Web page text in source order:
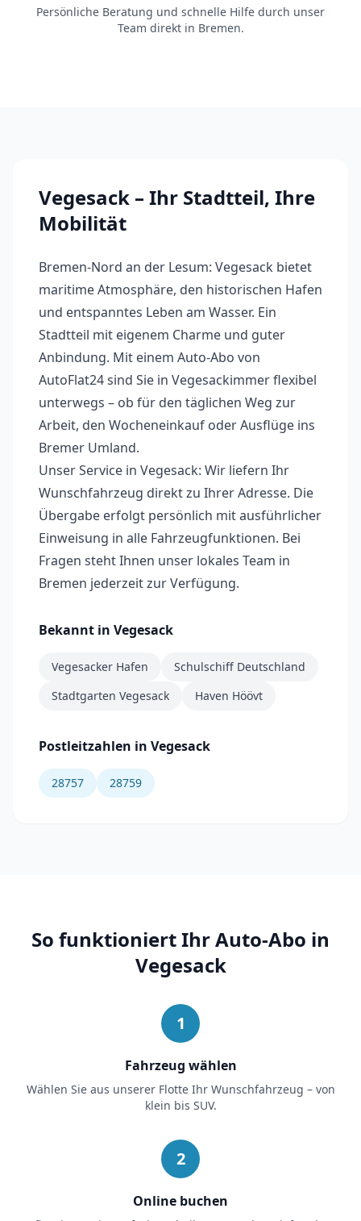
Persönliche Beratung und schnelle Hilfe durch unser
Team direkt in Bremen.
Vegesack – Ihr Stadtteil, Ihre
Mobilität
Bremen-Nord an der Lesum: Vegesack bietet
maritime Atmosphäre, den historischen Hafen
und entspanntes Leben am Wasser. Ein
Stadtteil mit eigenem Charme und guter
Anbindung. Mit einem Auto-Abo von
AutoFlat24 sind Sie in Vegesackimmer flexibel
unterwegs – ob für den täglichen Weg zur
Arbeit, den Wocheneinkauf oder Ausflüge ins
Bremer Umland.
Unser Service in Vegesack: Wir liefern Ihr
Wunschfahrzeug direkt zu Ihrer Adresse. Die
Übergabe erfolgt persönlich mit ausführlicher
Einweisung in alle Fahrzeugfunktionen. Bei
Fragen steht Ihnen unser lokales Team in
Bremen jederzeit zur Verfügung.
Bekannt in Vegesack
Vegesacker Hafen
Schulschiff Deutschland
Stadtgarten Vegesack
Haven Höövt
Postleitzahlen in Vegesack
28757 28759
So funktioniert Ihr Auto-Abo in
Vegesack
1
Fahrzeug wählen
Wählen Sie aus unserer Flotte Ihr Wunschfahrzeug – von
klein bis SUV.
2
Online buchen